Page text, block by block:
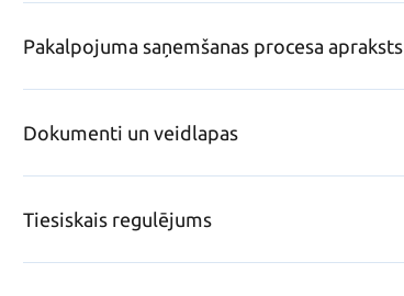
Pakalpojuma saņemšanas procesa apraksts
Dokumenti un veidlapas
Tiesiskais regulējums